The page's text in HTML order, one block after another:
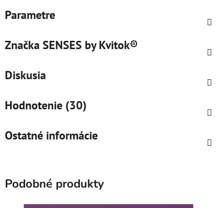
Parametre
Značka SENSES by Kvitok®
Diskusia
Hodnotenie (30)
Ostatné informácie
Podobné produkty